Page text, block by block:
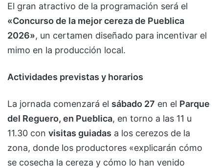
El gran atractivo de la programación será el
«Concurso de la mejor cereza de Pueblica
2026», un certamen diseñado para incentivar el
mimo en la producción local.
Actividades previstas y horarios
La jornada comenzará el sábado 27 en el Parque
del Reguero, en Pueblica, en torno a las 11 u
11.30 con visitas guiadas a los cerezos de la
zona, donde los productores «explicarán cómo
se cosecha la cereza y cómo lo han venido